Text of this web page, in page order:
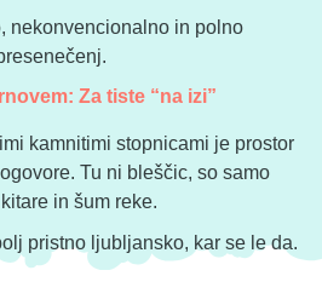
nekonvencionalno in polno
Za tiste “na izi”
kamnitimi stopnicami je prostor
Tu ni bleščic, so samo
in šum reke.
pristno ljubljansko, kar se le da.